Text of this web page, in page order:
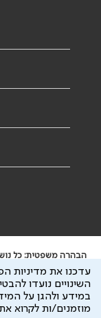
הבהרה משפטית: כל
ייעוץ רפואי או
ידוע לי שהר"י אוספת
להיות מועבר לצדדים
עדכנו את מדיניות
השינויים נועדו
במידע ולהגן על
מוזמנים/ות לקרוא